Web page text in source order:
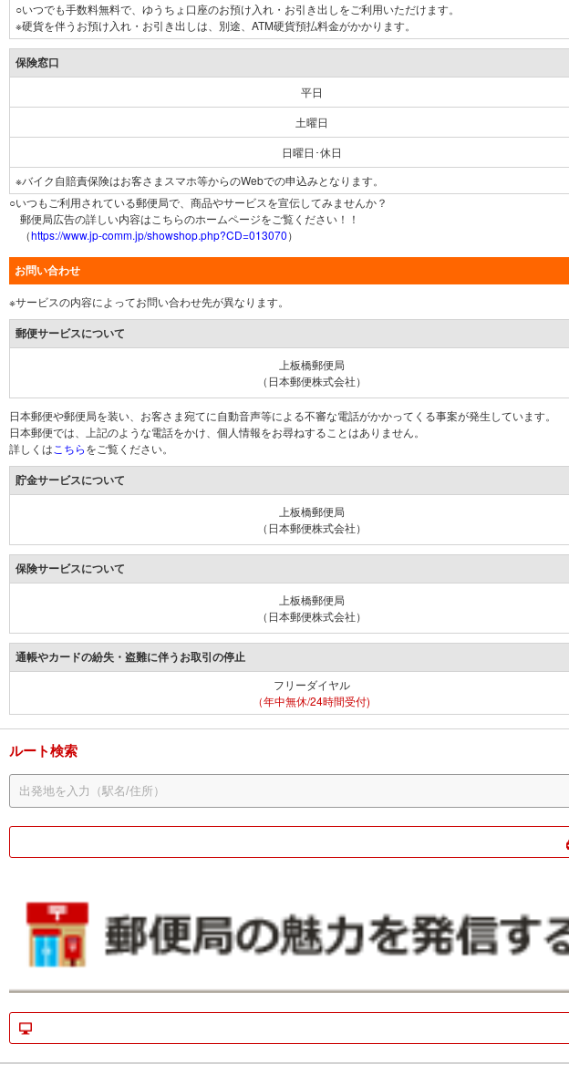
○いつでも手数料無料で、ゆうちょ口座のお預け入れ・お引き出しをご利用いただけます。
※硬貨を伴うお預け入れ・お引き出しは、別途、ATM硬貨預払料金がかかります。
保険窓口
平日
土曜日
日曜日･休日
※バイク自賠責保険はお客さまスマホ等からのWebでの申込みとなります。
○いつもご利用されている郵便局で、商品やサービスを宣伝してみませんか？
郵便局広告の詳しい内容はこちらのホームページをご覧ください！！
（https://www.jp-comm.jp/showshop.php?CD=013070）
お問い合わせ
※サービスの内容によってお問い合わせ先が異なります。
郵便サービスについて
上板橋郵便局
（日本郵便株式会社）
日本郵便や郵便局を装い、お客さま宛てに自動音声等による不審な電話がかかってくる事案が発生しています。
日本郵便では、上記のような電話をかけ、個人情報をお尋ねすることはありません。
詳しくは こちらをご覧ください。
貯金サービスについて
上板橋郵便局
（日本郵便株式会社）
保険サービスについて
上板橋郵便局
（日本郵便株式会社）
通帳やカードの紛失・盗難に伴うお取引の停止
フリーダイヤル
（年中無休/24時間受付)
ルート検索